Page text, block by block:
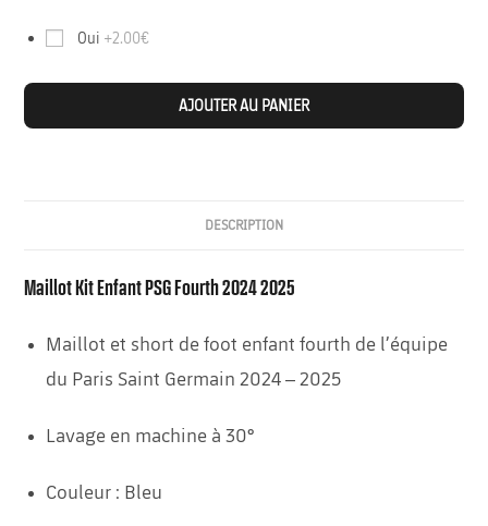
Oui +2.00€
AJOUTER AU PANIER
DESCRIPTION
Maillot Kit Enfant PSG Fourth 2024 2025
Maillot et short de foot enfant fourth de l’équipe
du Paris Saint Germain 2024 – 2025
Lavage en machine à 30°
Couleur : Bleu